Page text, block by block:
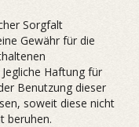
Sorgfalt
Gewähr für die
Haftung für
Benutzung dieser
soweit diese nicht
beruhen.